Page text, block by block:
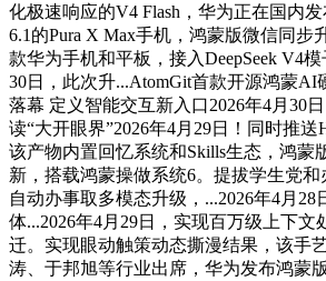
化极速响应的V4 Flash，华为正在国内发
6.1的Pura X Max手机，鸿蒙版微信同步
款华为手机和平板，接入DeepSeek V4模
30日，此次升...AtomGit首款开源鸿蒙AI
落幕 定义智能交互新入口2026年4月30
读“大开眼界”2026年4月29日！同时推送
该产物内置回忆系统和Skills生态，鸿蒙
新，搭载鸿蒙操做系统6。提拔学生党
自动办事取多模态升级，...2026年4月28
体...2026年4月29日，实现百万级上下文
迁。实现眼动触策动态撕漫结果，该手
涛、于邦旭等行业出席，华为发布鸿蒙